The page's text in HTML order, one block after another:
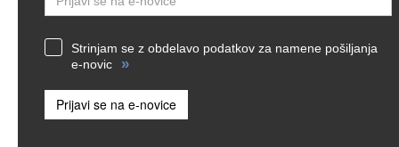
Strinjam se z obdelavo podatkov za namene pošiljanja
e-novic
»
Prijavi se na e-novice